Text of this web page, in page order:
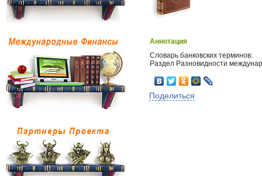
Аннотация
Словарь банковских терминов:
Раздел Разновидности
Поделиться